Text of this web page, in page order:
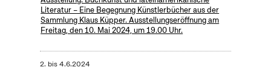
Literatur – Eine Begegnung Künstlerbücher aus der
Sammlung Klaus Küpper. Ausstellungseröffnung am
Freitag, den 10. Mai 2024, um 19.00 Uhr.
2. bis4.6.2024